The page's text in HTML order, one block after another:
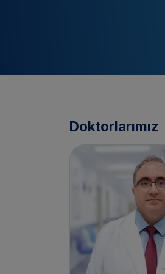
Doktorlarımız